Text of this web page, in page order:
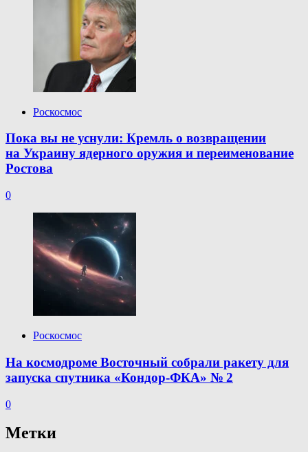
Роскосмос
Пока вы не уснули: Кремль о возвращении
на Украину ядерного оружия и переименование
Ростова
0
Роскосмос
На космодроме Восточный собрали ракету для
запуска спутника «Кондор-ФКА» № 2
0
Метки